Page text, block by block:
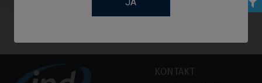
KONTAKT